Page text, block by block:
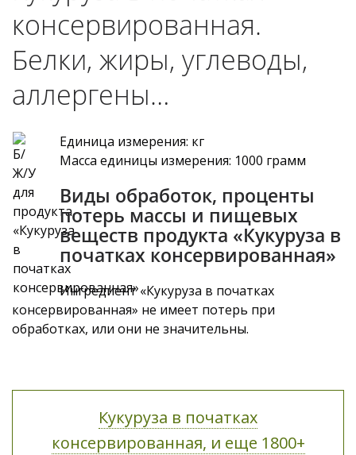
консервированная.
Белки, жиры, углеводы,
аллергены…
Единица измерения: кг
Масса единицы измерения: 1000 грамм
Виды обработок, проценты
потерь массы и пищевых
веществ продукта «Кукуруза в
початках консервированная»
Ингредиент «Кукуруза в початках
консервированная» не имеет потерь при
обработках, или они не значительны.
Кукуруза в початках
консервированная, и еще 1800+